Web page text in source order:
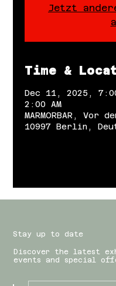
Jetzt
Time &
Dec 11, 2025,
2:00 AM
MARMORBAR, Vor
10997 Berlin,
Stay up to date
Discover the latest
events and special